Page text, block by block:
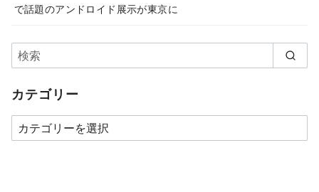
で話題のアンドロイド展示が東京に
カテゴリー
カ
テ